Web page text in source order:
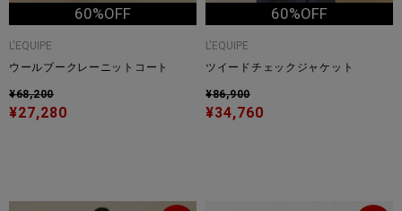
60%OFF
L'EQUIPE
ウールブークレーニットコート
¥68,200
¥27,280
60%OFF
L'EQUIPE
ツイードチェックジャケット
¥86,900
¥34,760